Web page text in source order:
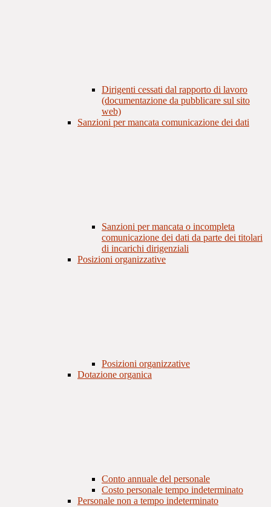
Dirigenti cessati dal rapporto di lavoro
(documentazione da pubblicare sul sito
web)
Sanzioni per mancata comunicazione dei dati
Sanzioni per mancata o incompleta
comunicazione dei dati da parte dei titolari
di incarichi dirigenziali
Posizioni organizzative
Posizioni organizzative
Dotazione organica
Conto annuale del personale
Costo personale tempo indeterminato
Personale non a tempo indeterminato